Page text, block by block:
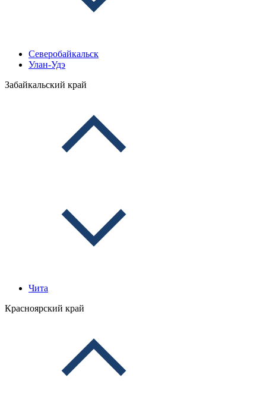
Северобайкальск
Улан-Удэ
Забайкальский край
Чита
Красноярский край